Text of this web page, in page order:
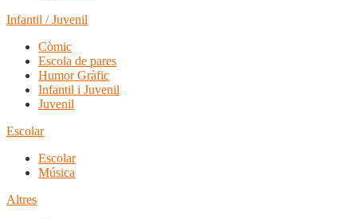
Infantil / Juvenil
Còmic
Escola de pares
Humor Gràfic
Infantil i Juvenil
Juvenil
Escolar
Escolar
Música
Altres